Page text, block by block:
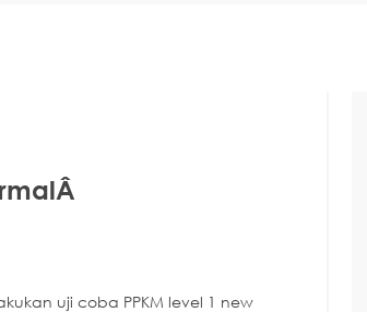
uji coba PPKM level 1 new